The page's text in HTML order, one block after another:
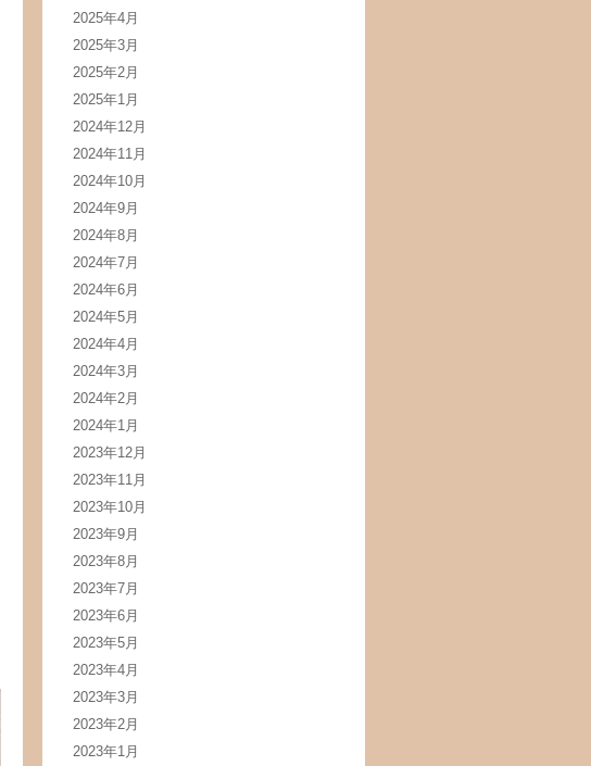
2025年4月
2025年3月
2025年2月
2025年1月
2024年12月
2024年11月
2024年10月
2024年9月
2024年8月
2024年7月
2024年6月
2024年5月
2024年4月
2024年3月
2024年2月
2024年1月
2023年12月
2023年11月
2023年10月
2023年9月
2023年8月
2023年7月
2023年6月
2023年5月
2023年4月
2023年3月
2023年2月
2023年1月